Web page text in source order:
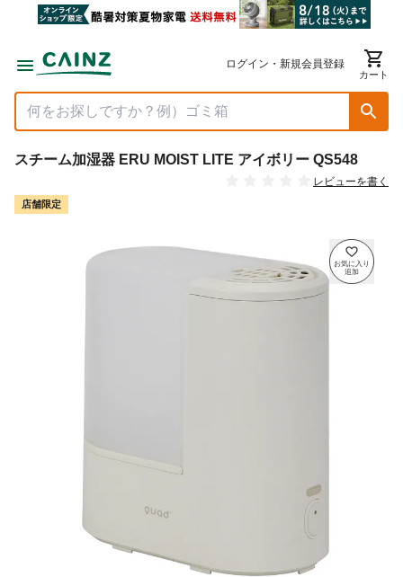
ログイン・新規会員登録
カート
スチーム加湿器 ERU MOIST LITE アイボリー QS548
レビューを書く
店舗限定